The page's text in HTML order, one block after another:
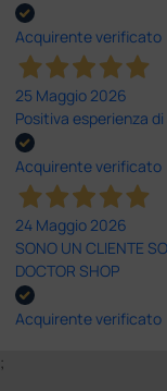
Acquirente verificato
25 Maggio 2026
Positiva esperienza
Acquirente verificato
24 Maggio 2026
SONO UN CLIENTE
DOCTOR SHOP
Acquirente verificato
;